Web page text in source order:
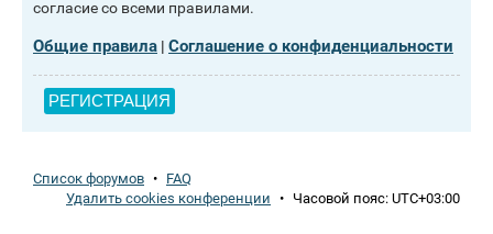
согласие со всеми правилами.
Общие правила | Соглашение о конфиденциальности
РЕГИСТРАЦИЯ
Список форумов • FAQ
Удалить cookies конференции • Часовой пояс: UTC+03:00